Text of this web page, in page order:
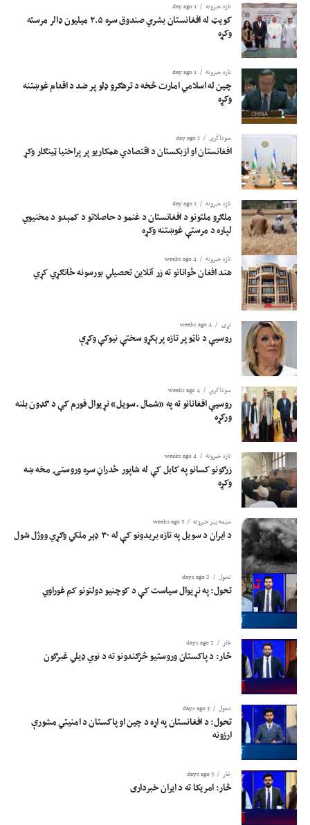
تازه خبرونه 1 day ago
کویټ له افغانستان بشري صندوق سره ۲.۵ میلیون ډالر مرسته
وکړه
تازه خبرونه 1 day ago
چین له اسلامي امارت څخه د ترهګرو ډلو پر ضد د اقدام غوښتنه
وکړه
سوداگري 1 day ago
افغانستان او ازبکستان د اقتصادي همکاریو پر پراختیا ټینګار وکړ
تازه خبرونه 1 day ago
ملګرو ملتونو د افغانستان د غنمو د حاصلاتو د کمېدو د مخنیوي
لپاره د مرستې غوښتنه وکړه
تازه خبرونه 4 weeks ago
هند افغان ځوانانو ته زر آنلاین تحصیلي بورسونه ځانګړي کړي
نړۍ 4 weeks ago
روسیې د ناټو پر تازه پرېکړو سختې نیوکې وکړې
سوداگري 4 weeks ago
روسیې افغانانو ته په «شمال ـ سویل» نړیوال فورم کې د ګډون بلنه
ورکړه
تازه خبرونه 4 weeks ago
زرګونو کسانو په کابل کې له شاپور ځدراڼ سره وروستۍ مخه ښه
وکړه
سیمه ییز خبرونه 3 weeks ago
د ایران د سویل په تازه بریدونو کې له ۳۰ ډېر ملکي وګړي ووژل شول
تحول 2 days ago
تحول: په نړیوال سیاست کې د کوچنیو دولتونو کم غوراوي
څار 2 days ago
څار: د پاکستان وروستیو څرګندونو ته د نوي ډیلي غبرګون
تحول 3 days ago
تحول: د افغانستان په اړه د چین او پاکستان د امنیتي مشورې
ارزونه
څار 3 days ago
څار: امریکا ته د ایران خبرداری